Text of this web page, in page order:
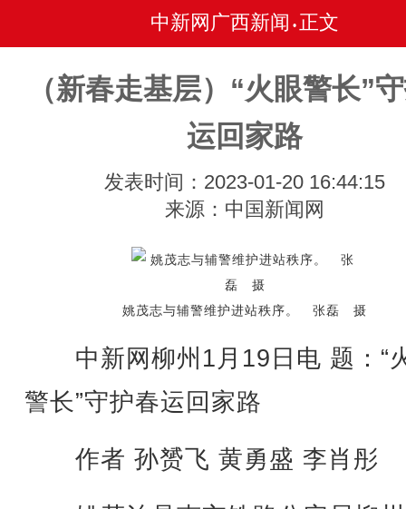
中新网广西新闻 • 正文
（新春走基层）“火眼警长”
运回家路
发表时间：2023-01-20 16:44:15
来源：中国新闻网
姚茂志与辅警维护进站秩序。 张磊 摄
中新网柳州1月19日电 题：“
警长”守护春运回家路
作者 孙赟飞 黄勇盛 李肖彤